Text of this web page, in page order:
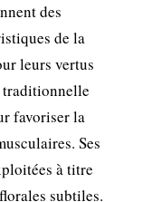
des
de la
leurs vertus
traditionnelle
favoriser la
Ses
à titre
subtiles.